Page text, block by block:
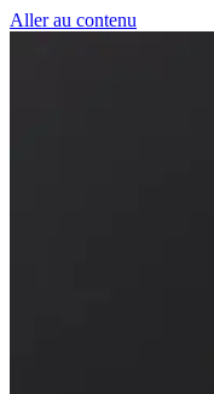
Aller au contenu